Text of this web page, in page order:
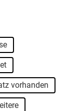
Parkplatz.
Ofterschwang
Minuten.
nach
Hütte ca. 20
vorhanden